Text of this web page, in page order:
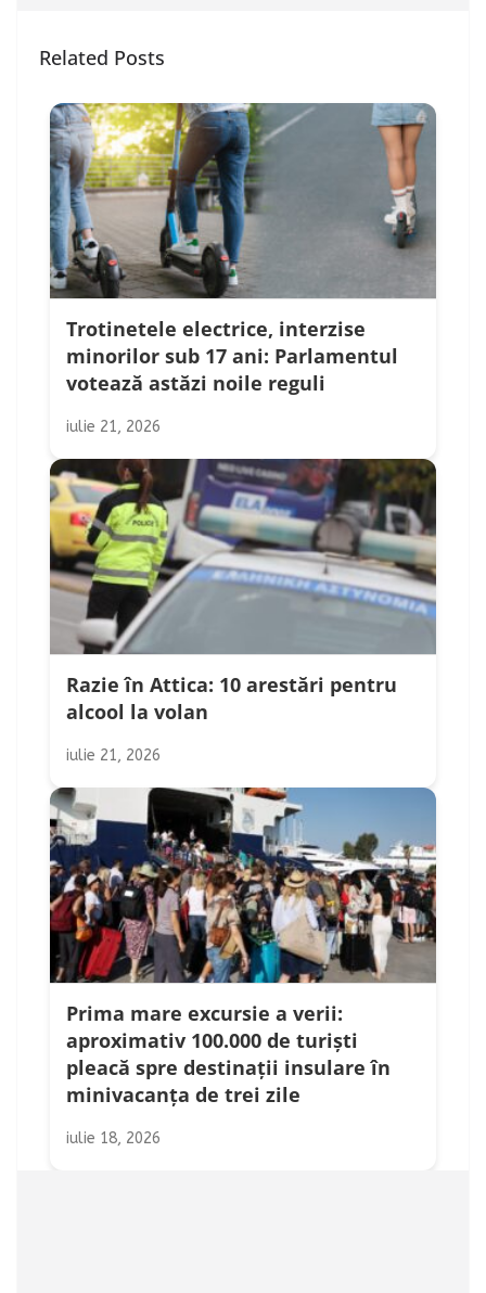
Related Posts
Trotinetele electrice, interzise
minorilor sub 17 ani: Parlamentul
votează astăzi noile reguli
iulie 21, 2026
Razie în Attica: 10 arestări pentru
alcool la volan
iulie 21, 2026
Prima mare excursie a verii:
aproximativ 100.000 de turiști
pleacă spre destinații insulare în
minivacanța de trei zile
iulie 18, 2026